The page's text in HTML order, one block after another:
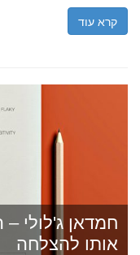
קרא עוד
חמדאן ג'לולי
אותו להצלחה